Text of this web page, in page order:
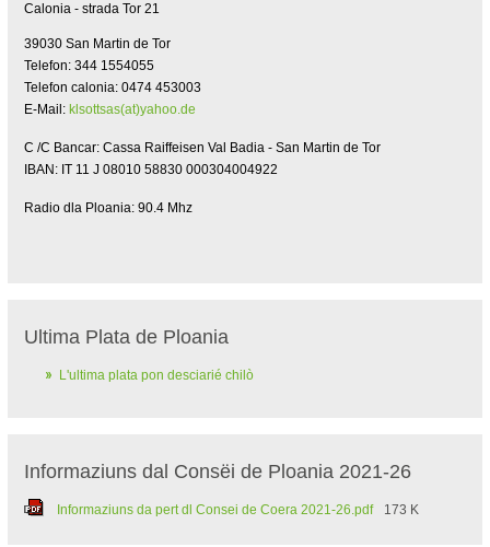
Calonia - strada Tor 21
39030 San Martin de Tor
Telefon: 344 1554055
Telefon calonia: 0474 453003
E-Mail: klsottsas(at)yahoo.de
C /C Bancar: Cassa Raiffeisen Val Badia - San Martin de Tor
IBAN: IT 11 J 08010 58830 000304004922
Radio dla Ploania: 90.4 Mhz
Ultima Plata de Ploania
L'ultima plata pon desciarié chilò
Informaziuns dal Consëi de Ploania 2021-26
Informaziuns da pert dl Consei de Coera 2021-26.pdf 173 K